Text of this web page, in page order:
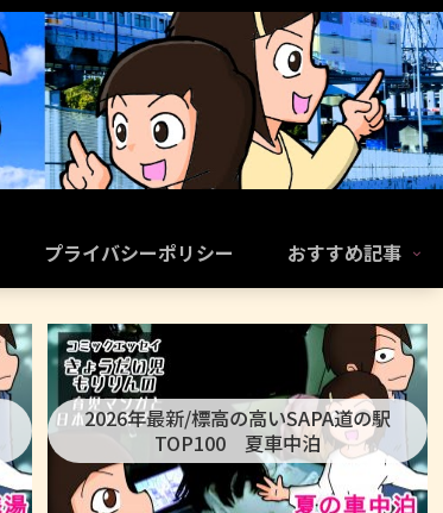
プライバシーポリシー おすすめ記事
2026年最新/標高の高いSAPA道の駅
TOP100 夏車中泊